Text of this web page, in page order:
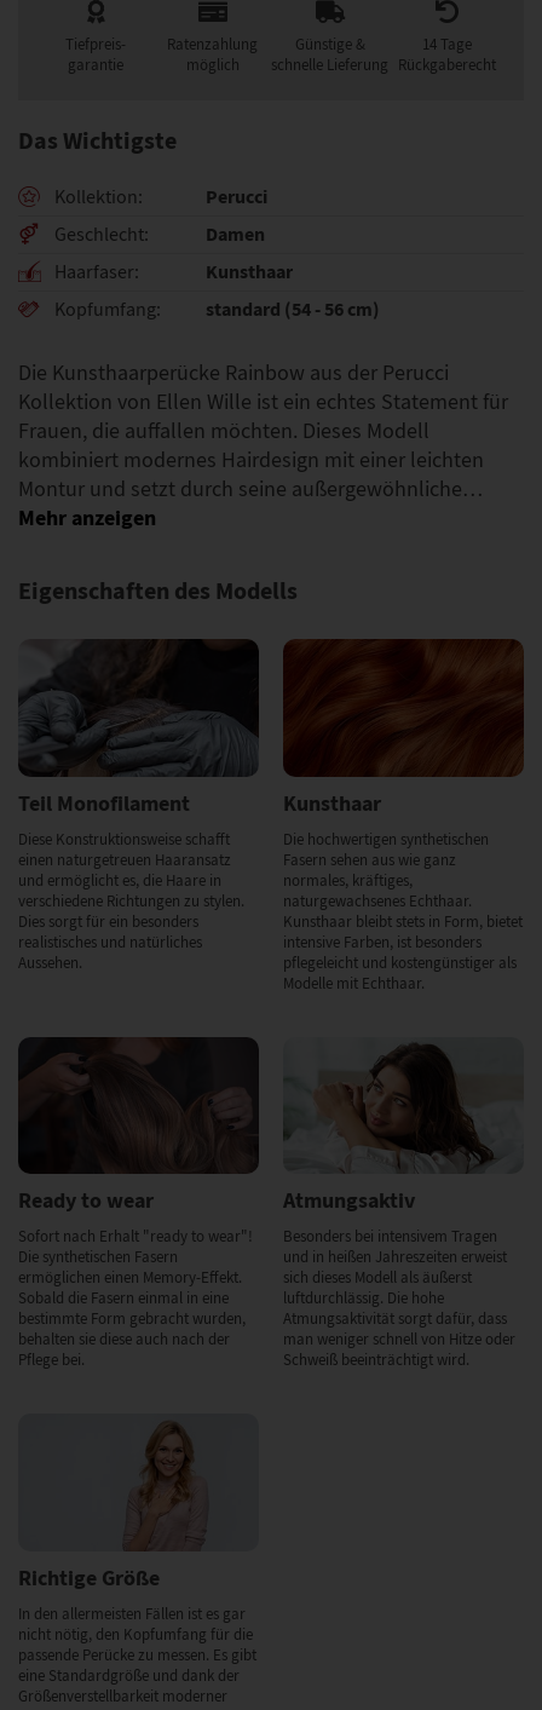
Tiefpreis-
garantie
Ratenzahlung
möglich
Günstige &
schnelle Lieferung
14 Tage
Rückgaberecht
Das Wichtigste
Kollektion Perucci
Geschlecht Damen
Haarfaser Kunsthaar
Kopfumfang standard (54 - 56 cm)
Die Kunsthaarperücke Rainbow aus der Perucci
Kollektion von Ellen Wille ist ein echtes Statement für
Frauen, die auffallen möchten. Dieses Modell
kombiniert modernes Hairdesign mit einer leichten
Montur und setzt durch seine außergewöhnliche…
Eigenschaften des Modells
Teil Monofilament
Diese Konstruktionsweise schafft
einen naturgetreuen Haaransatz
und ermöglicht es, die Haare in
verschiedene Richtungen zu stylen.
Dies sorgt für ein besonders
realistisches und natürliches
Aussehen.
Kunsthaar
Die hochwertigen synthetischen
Fasern sehen aus wie ganz
normales, kräftiges,
naturgewachsenes Echthaar.
Kunsthaar bleibt stets in Form, bietet
intensive Farben, ist besonders
pflegeleicht und kostengünstiger als
Modelle mit Echthaar.
Ready to wear
Sofort nach Erhalt "ready to wear"!
Die synthetischen Fasern
ermöglichen einen Memory-Effekt.
Sobald die Fasern einmal in eine
bestimmte Form gebracht wurden,
behalten sie diese auch nach der
Pflege bei.
Atmungsaktiv
Besonders bei intensivem Tragen
und in heißen Jahreszeiten erweist
sich dieses Modell als äußerst
luftdurchlässig. Die hohe
Atmungsaktivität sorgt dafür, dass
man weniger schnell von Hitze oder
Schweiß beeinträchtigt wird.
Richtige Größe
In den allermeisten Fällen ist es gar
nicht nötig, den Kopfumfang für die
passende Perücke zu messen. Es gibt
eine Standardgröße und dank der
Größenverstellbarkeit moderner